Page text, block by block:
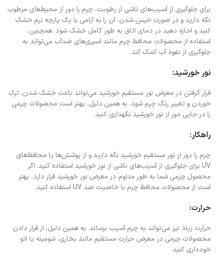
برای جلوگیری از آسیب‌های ناشی از رطوبت، چرم را دور از محیط‌های مرطوب
نگه دارید و در صورت خیس شدن، آن را به آرامی با یک پارچه نرم خشک
کنید و اجازه دهید در دمای اتاق به طور کامل خشک شود. همچنین،
استفاده از محصولات محافظ چرم مانند اسپری‌های ضدآب می‌تواند به
جلوگیری از نفوذ آب کمک کند.
نور خورشید:
قرار گرفتن در معرض نور مستقیم خورشید می‌تواند باعث خشک شدن، ترک
خوردن و تغییر رنگ چرم شود. به همین دلیل، بهتر است محصولات چرمی
را در جایی دور از نور خورشید نگهداری کنید.
راهکار:
چرم را دور از نور مستقیم خورشید نگه دارید و از پوشش‌ها یا محافظ‌های
UV برای جلوگیری از آسیب‌های ناشی از نور خورشید استفاده کنید. اگر
محصول چرمی شما به طور مداوم در معرض نور خورشید قرار دارد، بهتر
است از محصولات محافظ چرم با خاصیت ضد UV استفاده کنید.
حرارت:
حرارت زیاد نیز می‌تواند به چرم آسیب برساند. به همین دلیل، از قرار دادن
محصولات چرمی در معرض حرارت مستقیم مانند بخاری، شومینه یا اتو
خودداری کنید.